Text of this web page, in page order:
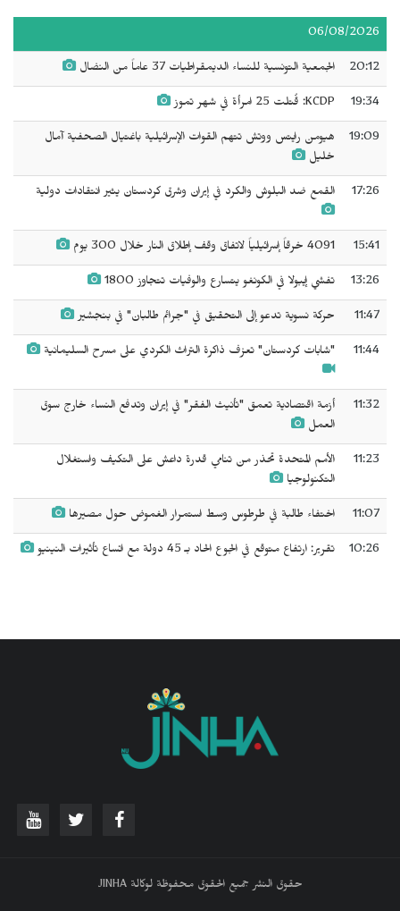
06/08/2026
20:12 الجمعية التونسية للنساء الديمقراطيات 37 عاماً من النضال
19:34 KCDP: قُتلت 25 امرأة في شهر تموز
19:09
هيومن رايتس ووتش تتهم القوات الإسرائيلية باغتيال الصحفية آمال
خليل
17:26 القمع ضد البلوش والكرد في إيران وشرق كردستان يثير انتقادات دولية
15:41 4091 خرقاً إسرائيلياً لاتفاق وقف إطلاق النار خلال 300 يوم
13:26 تفشي إيبولا في الكونغو يتسارع والوفيات تتجاوز 1800
11:47 حركة نسوية تدعو إلى التحقيق في "جرائم طالبان" في بنجشير
11:44 "شابات كردستان" تعزف ذاكرة التراث الكردي على مسرح السليمانية
11:32
أزمة اقتصادية تعمق "تأنيث الفقر" في إيران وتدفع النساء خارج سوق
العمل
11:23
الأمم المتحدة تحذر من تنامي قدرة داعش على التكيف واستغلال
التكنولوجيا
11:07 اختفاء طالبة في طرطوس وسط استمرار الغموض حول مصيرها
10:26 تقرير: ارتفاع متوقع في الجوع الحاد بـ 45 دولة مع اتساع تأثيرات النينيو
حقوق النشر جميع الحقوق محفوظة لوكالة JINHA